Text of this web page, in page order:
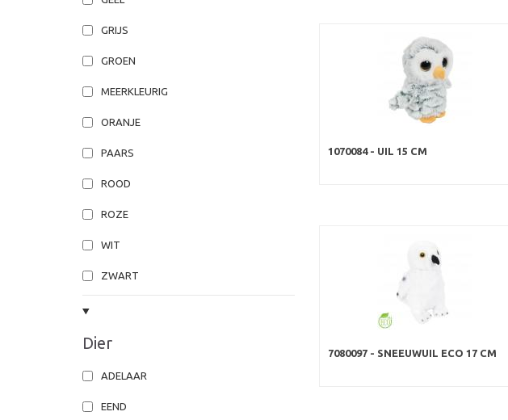
GRIJS
GROEN
MEERKLEURIG
ORANJE
PAARS
ROOD
ROZE
WIT
ZWART
Dier
ADELAAR
EEND
1070084 - UIL 15 CM
7080097 - SNEEUWUIL ECO 17 CM